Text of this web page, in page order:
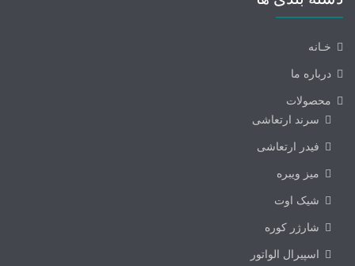
خـانه
درباره ما
محصولات
سرند ارتعاشی
فیدر ارتعاشی
میز ویبره
شیک اوت
شارژر کوره
اسپیرال الواتور